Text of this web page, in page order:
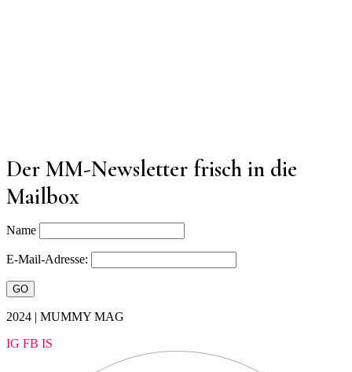
Der MM-Newsletter frisch in die
Mailbox
Name
E-Mail-Adresse:
2024 | MUMMY MAG
IG FB IS